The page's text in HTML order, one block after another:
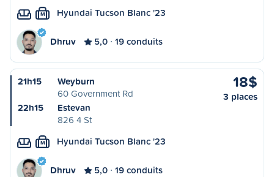
M Hyundai Tucson Blanc '23
Dhruv 5,0 19 conduits
21h15
Weyburn
60 Government Rd
22h15
Estevan
826 4 St
18$
3 places
M Hyundai Tucson Blanc '23
Dhruv 5,0 19 conduits